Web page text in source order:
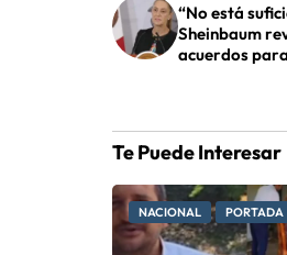
“No está
Sheinbaum
acuerdos
Te Puede Interesar
NACIONAL PORTADA